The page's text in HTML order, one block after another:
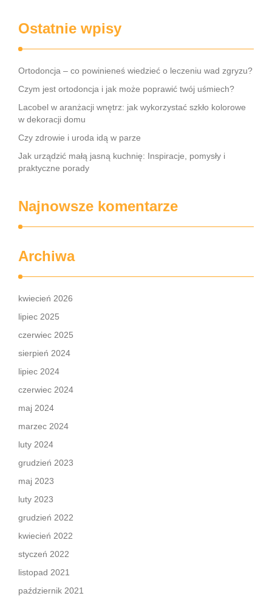
Ostatnie wpisy
Ortodoncja – co powinieneś wiedzieć o leczeniu wad zgryzu?
Czym jest ortodoncja i jak może poprawić twój uśmiech?
Lacobel w aranżacji wnętrz: jak wykorzystać szkło kolorowe
w dekoracji domu
Czy zdrowie i uroda idą w parze
Jak urządzić małą jasną kuchnię: Inspiracje, pomysły i
praktyczne porady
Najnowsze komentarze
Archiwa
kwiecień 2026
lipiec 2025
czerwiec 2025
sierpień 2024
lipiec 2024
czerwiec 2024
maj 2024
marzec 2024
luty 2024
grudzień 2023
maj 2023
luty 2023
grudzień 2022
kwiecień 2022
styczeń 2022
listopad 2021
październik 2021